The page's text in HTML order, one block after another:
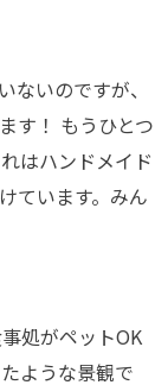
ないのですが、
す！ もうひとつ
はハンドメイド
ています。みん
処がペットOK
ような景観で